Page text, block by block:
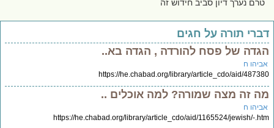
טרם נערך דיון סביב חידוש זה
תורה על חגים
של פסח להורדה , הגדה בא..
ח
https://he.chabad.org/library/article_cdo/aid/
זה מצה שמורה? למה אוכלים ..
ח
https://he.chabad.org/library/article_cdo/aid/1165524/jewish/-